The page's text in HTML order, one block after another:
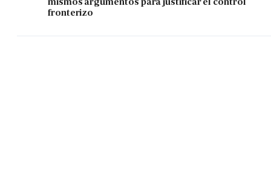
fronterizo